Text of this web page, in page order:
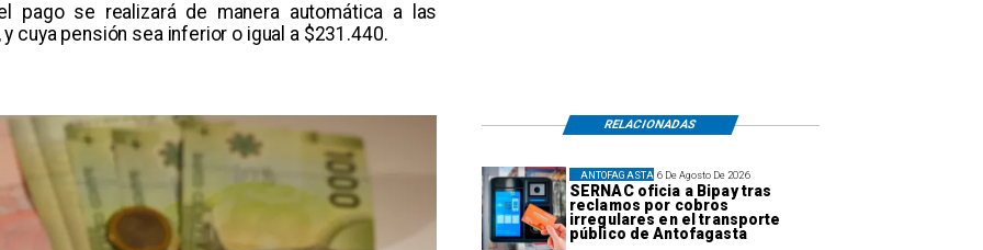
pago se realizará de manera automática a las
cuya pensión sea inferior o igual a $231.440.
6 De Agosto De 2026
SERNAC oficia a Bipay tras
reclamos por cobros
irregulares en el transporte
público de Antofagasta
ANTOFAGASTA
RELACIONADAS